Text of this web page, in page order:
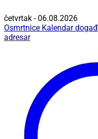
četvrtak - 06.08.2026
Osmrtnice Kalendar
adresar